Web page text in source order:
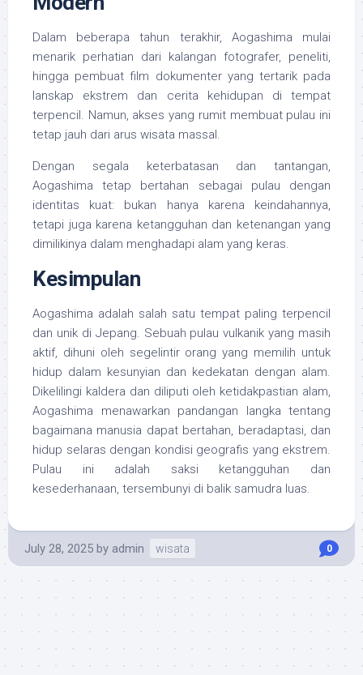
Dalam beberapa tahun terakhir, Aogashima mulai
menarik perhatian dari kalangan fotografer, peneliti,
hingga pembuat film dokumenter yang tertarik pada
lanskap ekstrem dan cerita kehidupan di tempat
terpencil. Namun, akses yang rumit membuat pulau ini
tetap jauh dari arus wisata massal.
Dengan segala keterbatasan dan tantangan,
Aogashima tetap bertahan sebagai pulau dengan
identitas kuat: bukan hanya karena keindahannya,
tetapi juga karena ketangguhan dan ketenangan yang
dimilikinya dalam menghadapi alam yang keras.
Kesimpulan
Aogashima adalah salah satu tempat paling terpencil
dan unik di Jepang. Sebuah pulau vulkanik yang masih
aktif, dihuni oleh segelintir orang yang memilih untuk
hidup dalam kesunyian dan kedekatan dengan alam.
Dikelilingi kaldera dan diliputi oleh ketidakpastian alam,
Aogashima menawarkan pandangan langka tentang
bagaimana manusia dapat bertahan, beradaptasi, dan
hidup selaras dengan kondisi geografis yang ekstrem.
Pulau ini adalah saksi ketangguhan dan
kesederhanaan, tersembunyi di balik samudra luas.
July 28, 2025 by admin wisata 0